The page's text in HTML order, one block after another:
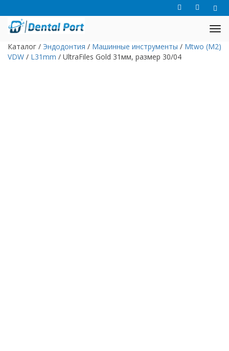
Каталог / Эндодонтия / Машинные инструменты / Mtwo (M2)
VDW / L31mm / UltraFiles Gold 31мм, размер 30/04